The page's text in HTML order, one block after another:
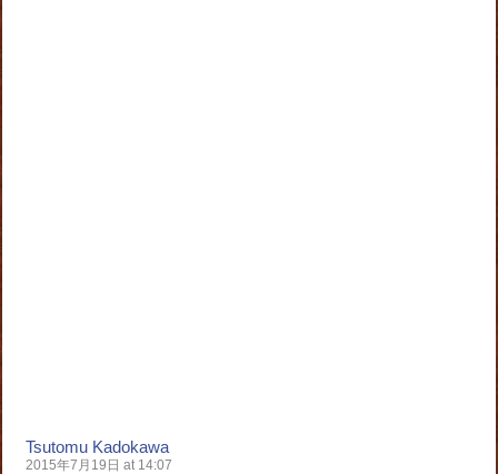
Tsutomu Kadokawa
2015年7月19日 at 14:07